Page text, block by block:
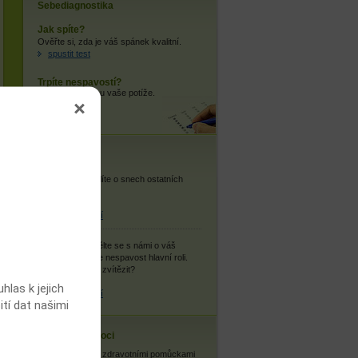
Sebediagnostika
Jak spíte?
Ověřte si, zda je váš spánek kvalitní.
spustit test
Trpíte nespavostí?
Zjistěte, jaké jsou vaše potíže.
spustit test
Co si myslíte o snech ostatních
více informací
Podělte se s námi o váš
příběh, kde hraje nespavost hlavní roli.
Podařilo se vám zvítězit?
více informací
Cestovní nemoci
Se zdravotními pomůckami
k jejich
dat našimi